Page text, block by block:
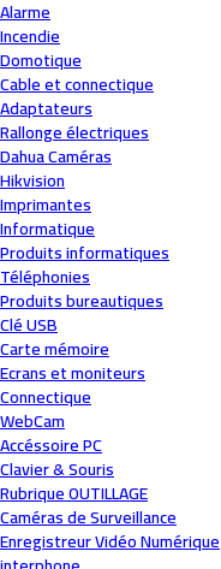
Alarme
Incendie
Domotique
Cable et connectique
Adaptateurs
Rallonge électriques
Dahua Caméras
Hikvision
Imprimantes
Informatique
Produits informatiques
Téléphonies
Produits bureautiques
Clé USB
Carte mémoire
Ecrans et moniteurs
Connectique
WebCam
Accéssoire PC
Clavier & Souris
Rubrique OUTILLAGE
Caméras de Surveillance
Enregistreur Vidéo Numérique